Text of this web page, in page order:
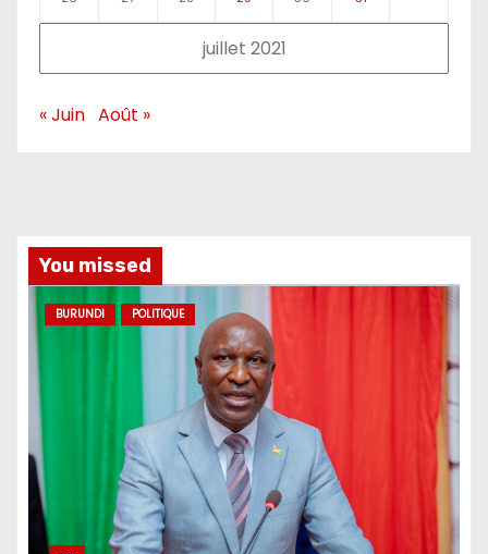
juillet 2021
« Juin Août »
You missed
BURUNDI POLITIQUE